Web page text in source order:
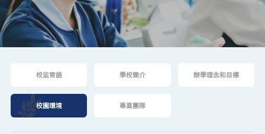
校園生活
升學路向
校监寄語 學校簡介 辦學理念和目標
校園環境 專業團隊